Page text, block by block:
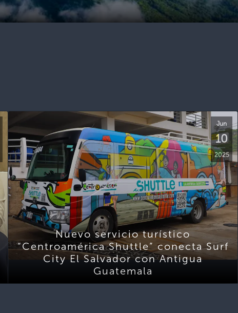
Jun
10
2025
Nuevo servicio turístico
“Centroamérica Shuttle” conecta Surf
City El Salvador con Antigua
Guatemala